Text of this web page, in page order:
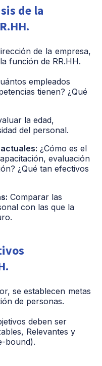
de la
de la empresa,
función de RR.HH.
empleados
tienen? ¿Qué
la edad,
del personal.
¿Cómo es el
evaluación
¿Qué tan efectivos
Comparar las
con las que la
se establecen metas
de personas.
deben ser
Relevantes y
bound).